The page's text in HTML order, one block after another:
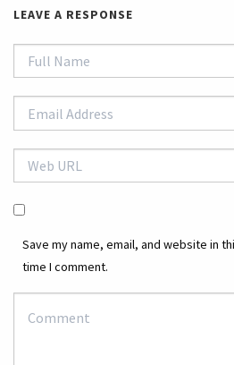
LEAVE A RESPONSE
Save my name, email, and website in
time I comment.